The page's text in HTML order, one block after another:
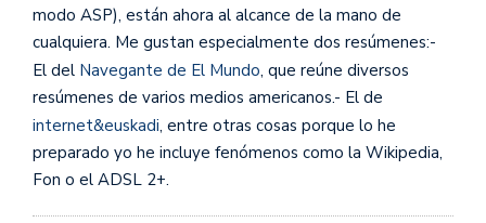
modo ASP), están ahora al alcance de la mano de
cualquiera. Me gustan especialmente dos resúmenes:-
El del Navegante de El Mundo, que reúne diversos
resúmenes de varios medios americanos.- El de
internet&euskadi, entre otras cosas porque lo he
preparado yo he incluye fenómenos como la Wikipedia,
Fon o el ADSL 2+.